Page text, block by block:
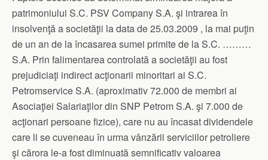
patrimoniului S.C. PSV Company S.A. şi intrarea în
insolvenţă a societăţii la data de 25.03.2009 , la mai puţin
de un an de la încasarea sumei primite de la S.C. ………
S.A. Prin falimentarea controlată a societăţii au fost
prejudiciaţi indirect acţionarii minoritari ai S.C.
Petromservice S.A. (aproximativ 72.000 de membri ai
Asociaţiei Salariaţilor din SNP Petrom S.A. şi 7.000 de
acţionari persoane fizice), care nu au încasat dividendele
care li se cuveneau în urma vânzării serviciilor petroliere
şi cărora le-a fost diminuată semnificativ valoarea